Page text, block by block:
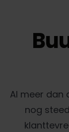
Al meer dan
nog